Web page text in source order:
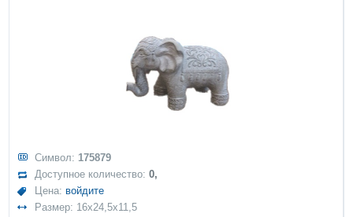
Символ: 175879
Доступное количество:0,
Цена: войдите
Размер: 16x24,5x11,5